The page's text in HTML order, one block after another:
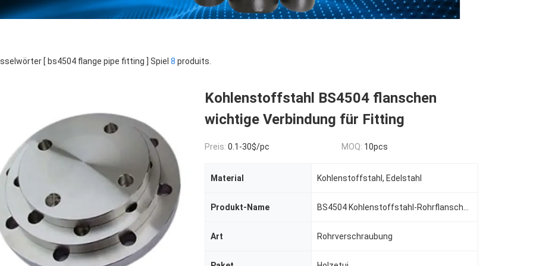
[ bs4504 flange pipe fitting ] Spiel 8 produits.
Kohlenstoffstahl BS4504 flanschen
wichtige Verbindung für Fitting
Preis: 0.1-30$/pc MOQ: 10pcs
Material Kohlenstoffstahl, Edelstahl
Produkt-Name
Art Rohrverschraubung